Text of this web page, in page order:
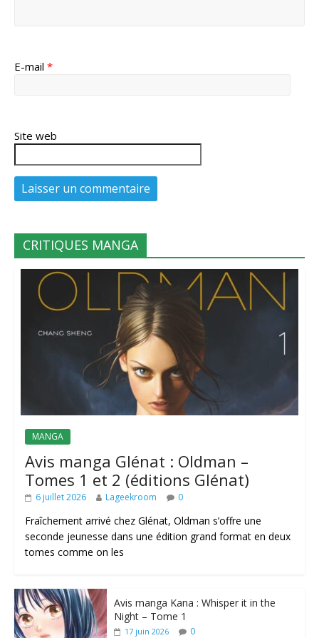
E-mail *
Site web
CRITIQUES MANGA
MANGA
Avis manga Glénat : Oldman –
Tomes 1 et 2 (éditions Glénat)
6 juillet 2026 Lageekroom 0
Fraîchement arrivé chez Glénat, Oldman s’offre une
seconde jeunesse dans une édition grand format en deux
tomes comme on les
Avis manga Kana : Whisper it in the
Night – Tome 1
17 juin 2026 0